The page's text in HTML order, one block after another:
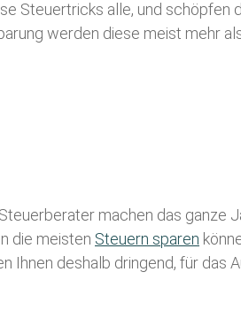
Steuertricks alle, und schöpfen
werden diese meist mehr
machen das ganze
die meisten Steuern sparen
Ihnen deshalb dringend, für das